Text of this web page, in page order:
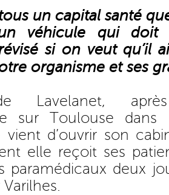
un capital santé
véhicule qui doit
si on veut qu’il
organisme et ses
Lavelanet,
sur Toulouse
vient d’ouvrir son
elle reçoit ses
paramédicaux deux